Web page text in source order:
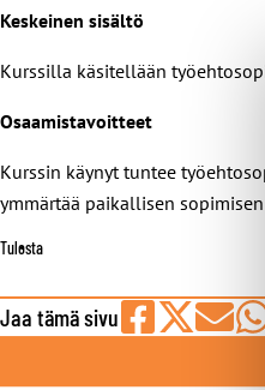
Keskeinen sisältö
Kurssilla käsitellään
Osaamistavoitteet
Kurssin käynyt tuntee
ymmärtää paikallisen
Tulosta
Jaa tämä sivu